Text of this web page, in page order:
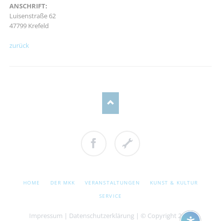
ANSCHRIFT:
Luisenstraße 62
47799 Krefeld
zurück
NAVIGATION
HOME DER MKK VERANSTALTUNGEN
KUNST & KULTUR
SERVICE
Impressum | Datenschutzerklärung | © Copyright 2026